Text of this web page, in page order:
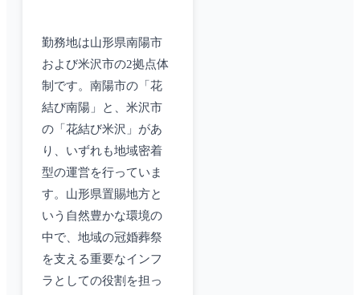
勤務地は山形県南陽市
および米沢市の2拠点体
制です。南陽市の「花
結び南陽」と、米沢市
の「花結び米沢」があ
り、いずれも地域密着
型の運営を行っていま
す。山形県置賜地方と
いう自然豊かな環境の
中で、地域の冠婚葬祭
を支える重要なインフ
ラとしての役割を担っ